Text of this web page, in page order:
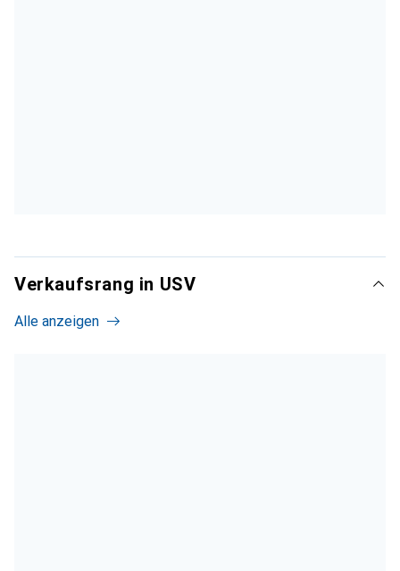
Verkaufsrang in USV
Alle anzeigen